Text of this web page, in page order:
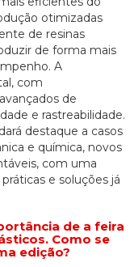
otimizadas
de resinas
de forma mais
A
com
de
e rastreabilidade.
destaque a casos
e química, novos
com uma
e soluções já
de a feira
Como se
edição?